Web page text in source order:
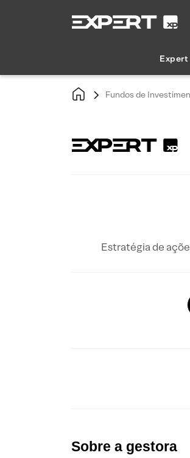
Expert
Fundos de
Estratégia de
Sobre a gestora